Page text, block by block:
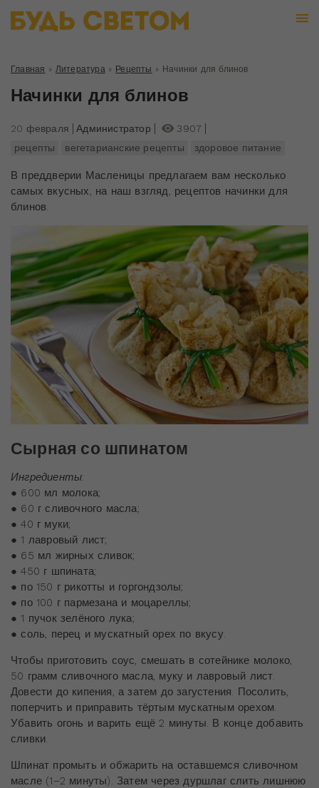
Главная » Литература» Рецепты » Начинки для блинов
Начинки для блинов
20 февраля Администратор
3907
рецепты
вегетарианские рецепты здоровое питание
В преддверии Масленицы предлагаем вам несколько
самых вкусных, на наш взгляд, рецептов начинки для
блинов.
Сырная со шпинатом
Ингредиенты:
● 600 мл молока;
● 60 г сливочного масла;
● 40 г муки;
● 1 лавровый лист;
● 65 мл жирных сливок;
● 450 г шпината;
● по 150 г рикотты и горгондзолы;
● по 100 г пармезана и моцареллы;
● 1 пучок зелёного лука;
● соль, перец и мускатный орех по вкусу.
Чтобы приготовить соус, смешать в сотейнике молоко,
50 грамм сливочного масла, муку и лавровый лист.
Довести до кипения, а затем до загустения. Посолить,
поперчить и приправить тёртым мускатным орехом.
Убавить огонь и варить ещё 2 минуты. В конце добавить
сливки.
Шпинат промыть и обжарить на оставшемся сливочном
масле (1–2 минуты). Затем через дуршлаг слить лишнюю